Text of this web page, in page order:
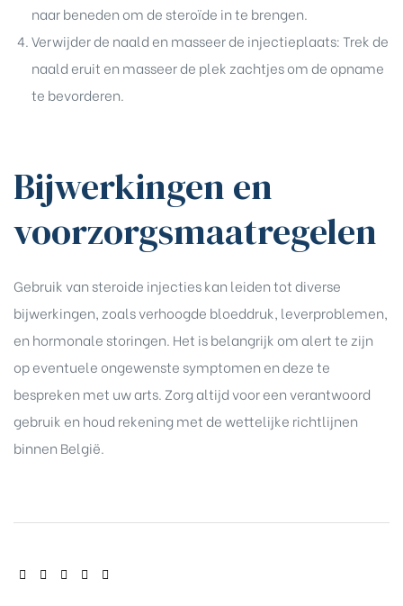
naar beneden om de steroïde in te brengen.
Verwijder de naald en masseer de injectieplaats: Trek de
naald eruit en masseer de plek zachtjes om de opname
te bevorderen.
Bijwerkingen en
voorzorgsmaatregelen
Gebruik van steroide injecties kan leiden tot diverse
bijwerkingen, zoals verhoogde bloeddruk, leverproblemen,
en hormonale storingen. Het is belangrijk om alert te zijn
op eventuele ongewenste symptomen en deze te
bespreken met uw arts. Zorg altijd voor een verantwoord
gebruik en houd rekening met de wettelijke richtlijnen
binnen België.
SHARE: